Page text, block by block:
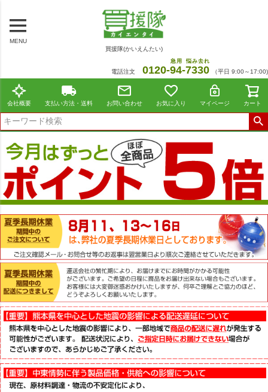
MENU
買援隊(かいえんたい)
電話注文 0120-94
急用
-7330
悩み去れ
（平日 9:00～17:00)
会社概要 支払い方法・送料 お問い合わせ お気に入り マイページ カート